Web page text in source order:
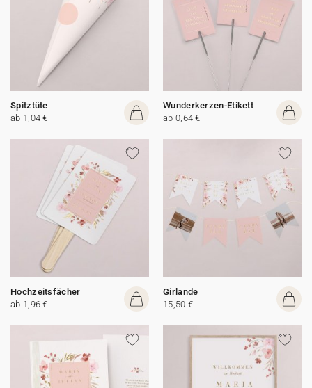
Spitztüte
ab 1,04 €
Wunderkerzen-Etikett
ab 0,64 €
Hochzeitsfächer
ab 1,96 €
Girlande
15,50 €